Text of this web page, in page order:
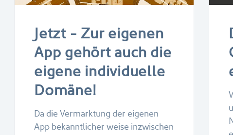
Jetzt - Zur eigenen
App gehört auch die
eigene individuelle
Domäne!
Da die Vermarktung der eigenen
App bekanntlicher weise inzwischen